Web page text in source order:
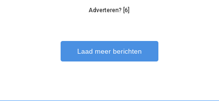
Adverteren? [6]
Laad meer berichten